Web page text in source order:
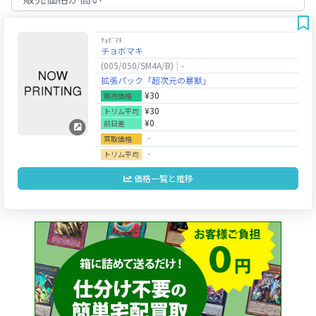
ﾁｮﾎﾞﾏｷ
チョボマキ
(005/050/SM4A/B)
-
拡張パック「超次元の暴獣」
販売価格 ¥30
トリム平均 ¥30
前日差 ¥0
買取価格 ‐
トリム平均 ‐
価格一覧と推移